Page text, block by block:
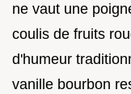
ne vaut une
coulis de fruits
d'humeur
vanille bourbon